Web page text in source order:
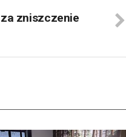
zniszczenie